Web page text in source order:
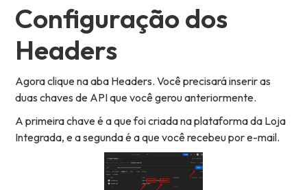
Configuração dos
Headers
Agora clique na aba Headers. Você precisará inserir as
duas chaves de API que você gerou anteriormente.
A primeira chave é a que foi criada na plataforma da Loja
Integrada, e a segunda é a que você recebeu por e-mail.